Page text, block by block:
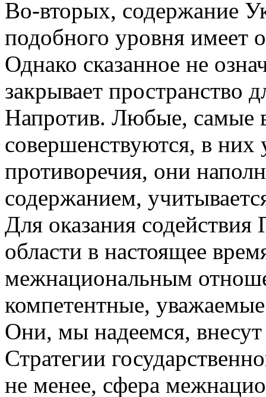
Во-вторых, содержание
подобного уровня имеет
Однако сказанное не
закрывает пространство
Напротив. Любые, самые
совершенствуются, в них
противоречия, они
содержанием,
Для оказания
области в настоящее
межнациональным
компетентные,
Они, мы надеемся, внесут
Стратегии
не менее, сфера